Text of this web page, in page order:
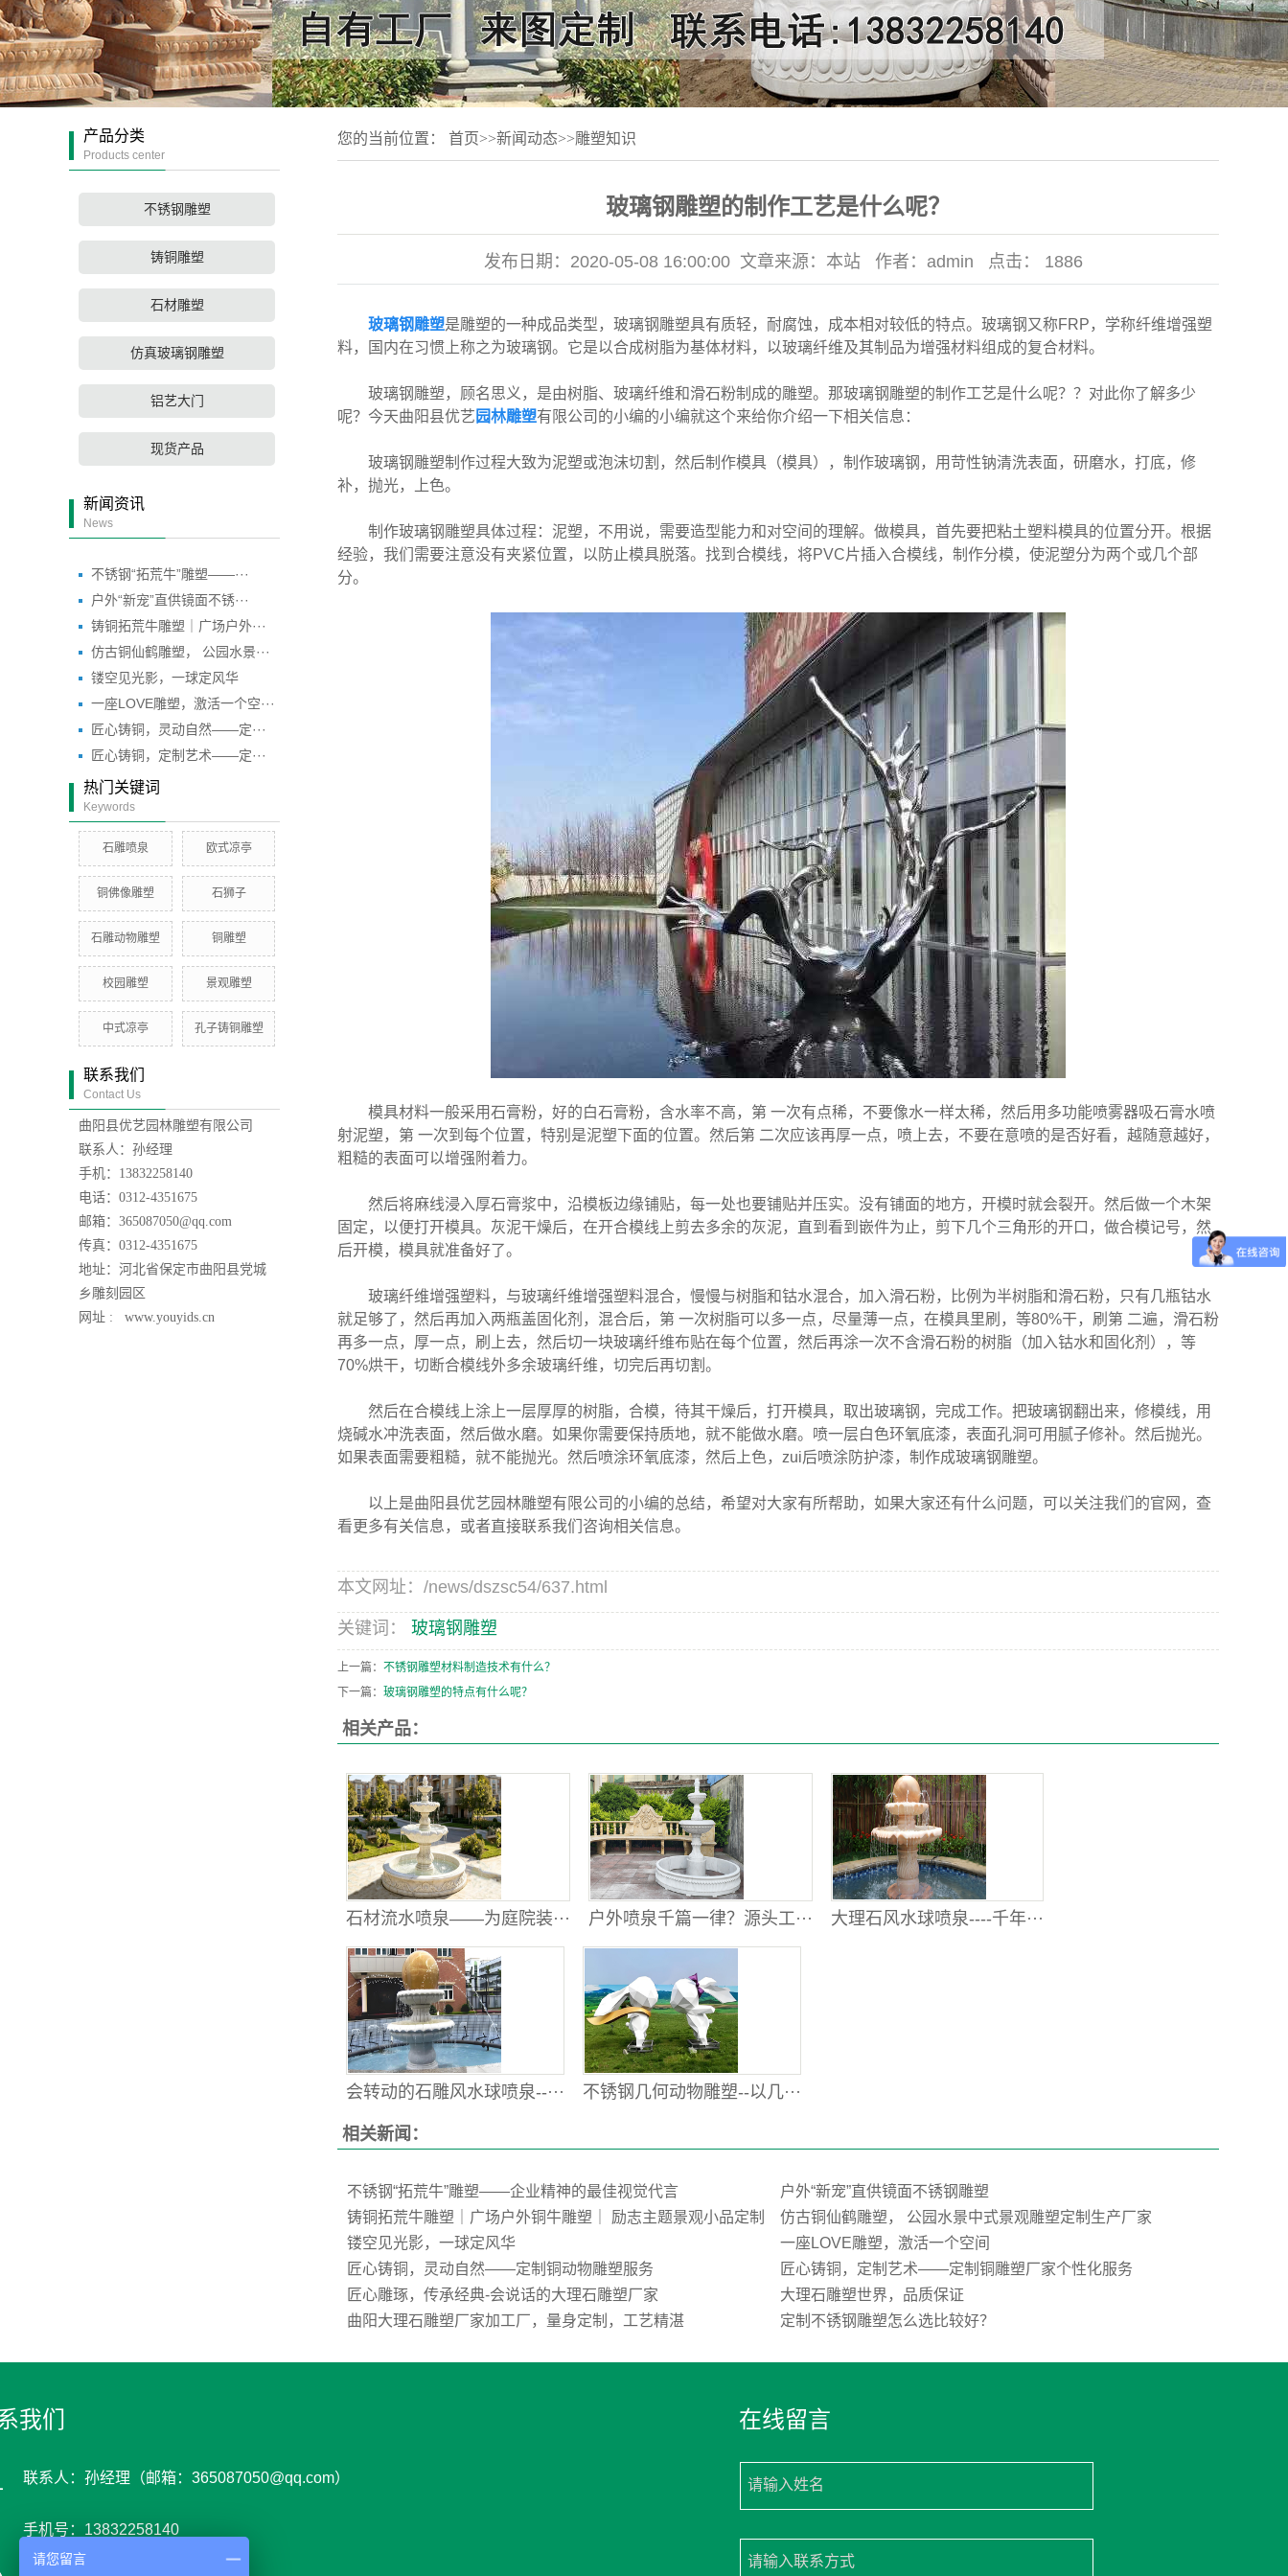
产品分类
Products center
不锈钢雕塑
铸铜雕塑
石材雕塑
仿真玻璃钢雕塑
铝艺大门
现货产品
新闻资讯
News
不锈钢“拓荒牛”雕塑——···
户外“新宠”直供镜面不锈···
铸铜拓荒牛雕塑｜广场户外···
仿古铜仙鹤雕塑， 公园水景···
镂空见光影，一球定风华
一座LOVE雕塑，激活一个空···
匠心铸铜，灵动自然——定···
匠心铸铜，定制艺术——定···
热门关键词
Keywords
石雕喷泉 欧式凉亭
铜佛像雕塑 石狮子
石雕动物雕塑 铜雕塑
校园雕塑 景观雕塑
中式凉亭 孔子铸铜雕塑
联系我们
Contact Us
曲阳县优艺园林雕塑有限公司
联系人：孙经理
手机：13832258140
电话：0312-4351675
邮箱：365087050@qq.com
传真：0312-4351675
地址：河北省保定市曲阳县党城
乡雕刻园区
网址 : www.youyids.cn
您的当前位置： 首页>>新闻动态>>雕塑知识
玻璃钢雕塑的制作工艺是什么呢？
发布日期： 2020-05-08 16:00:00 文章来源： 本站 作者： admin 点击： 1886
玻璃钢雕塑是雕塑的一种成品类型，玻璃钢雕塑具有质轻，耐腐蚀，成本相对较低的特点。玻璃钢又称FRP，学称纤维增强塑
料，国内在习惯上称之为玻璃钢。它是以合成树脂为基体材料，以玻璃纤维及其制品为增强材料组成的复合材料。
玻璃钢雕塑，顾名思义，是由树脂、玻璃纤维和滑石粉制成的雕塑。那玻璃钢雕塑的制作工艺是什么呢？？对此你了解多少
呢？今天曲阳县优艺 园林雕塑有限公司的小编的小编就这个来给你介绍一下相关信息：
玻璃钢雕塑制作过程大致为泥塑或泡沫切割，然后制作模具（模具），制作玻璃钢，用苛性钠清洗表面，研磨水，打底，修
补，抛光，上色。
制作玻璃钢雕塑具体过程：泥塑，不用说，需要造型能力和对空间的理解。做模具，首先要把粘土塑料模具的位置分开。根据
经验，我们需要注意没有夹紧位置，以防止模具脱落。找到合模线，将PVC片插入合模线，制作分模，使泥塑分为两个或几个部
分。
模具材料一般采用石膏粉，好的白石膏粉，含水率不高，第 一次有点稀，不要像水一样太稀，然后用多功能喷雾器吸石膏水喷
射泥塑，第 一次到每个位置，特别是泥塑下面的位置。然后第 二次应该再厚一点，喷上去，不要在意喷的是否好看，越随意越好，
粗糙的表面可以增强附着力。
然后将麻线浸入厚石膏浆中，沿模板边缘铺贴，每一处也要铺贴并压实。没有铺面的地方，开模时就会裂开。然后做一个木架
固定，以便打开模具。灰泥干燥后，在开合模线上剪去多余的灰泥，直到看到嵌件为止，剪下几个三角形的开口，做合模记号，然
后开模，模具就准备好了。
玻璃纤维增强塑料，与玻璃纤维增强塑料混合，慢慢与树脂和钴水混合，加入滑石粉，比例为半树脂和滑石粉，只有几瓶钴水
就足够了，然后再加入两瓶盖固化剂，混合后，第 一次树脂可以多一点，尽量薄一点，在模具里刷，等80%干，刷第 二遍，滑石粉
再多一点，厚一点，刷上去，然后切一块玻璃纤维布贴在每个位置，然后再涂一次不含滑石粉的树脂（加入钴水和固化剂），等
70%烘干，切断合模线外多余玻璃纤维，切完后再切割。
然后在合模线上涂上一层厚厚的树脂，合模，待其干燥后，打开模具，取出玻璃钢，完成工作。把玻璃钢翻出来，修模线，用
烧碱水冲洗表面，然后做水磨。如果你需要保持质地，就不能做水磨。喷一层白色环氧底漆，表面孔洞可用腻子修补。然后抛光。
如果表面需要粗糙，就不能抛光。然后喷涂环氧底漆，然后上色，zui后喷涂防护漆，制作成玻璃钢雕塑。
以上是曲阳县优艺园林雕塑有限公司 的小编的总结，希望对大家有所帮助，如果大家还有什么问题，可以关注我们的官网，查
看更多有关信息，或者直接联系我们咨询相关信息。
本文网址：/news/dszsc54/637.html
关键词： 玻璃钢雕塑
上一篇： 不锈钢雕塑材料制造技术有什么？
下一篇： 玻璃钢雕塑的特点有什么呢？
相关产品：
石材流水喷泉——为庭院装··· 户外喷泉千篇一律？源头工··· 大理石风水球喷泉----千年···
会转动的石雕风水球喷泉--··· 不锈钢几何动物雕塑--以几···
相关新闻：
不锈钢“拓荒牛”雕塑——企业精神的最佳视觉代言
户外“新宠”直供镜面不锈钢雕塑
铸铜拓荒牛雕塑｜广场户外铜牛雕塑｜ 励志主题景观小品定制
仿古铜仙鹤雕塑， 公园水景中式景观雕塑定制生产厂家
镂空见光影，一球定风华
一座LOVE雕塑，激活一个空间
匠心铸铜，灵动自然——定制铜动物雕塑服务
匠心铸铜，定制艺术——定制铜雕塑厂家个性化服务
匠心雕琢，传承经典-会说话的大理石雕塑厂家
大理石雕塑世界，品质保证
曲阳大理石雕塑厂家加工厂，量身定制，工艺精湛
定制不锈钢雕塑怎么选比较好？
我们
联系人：孙经理（邮箱：365087050@qq.com）
手机号：13832258140
在线留言
请输入姓名
请输入联系方式
请您留言